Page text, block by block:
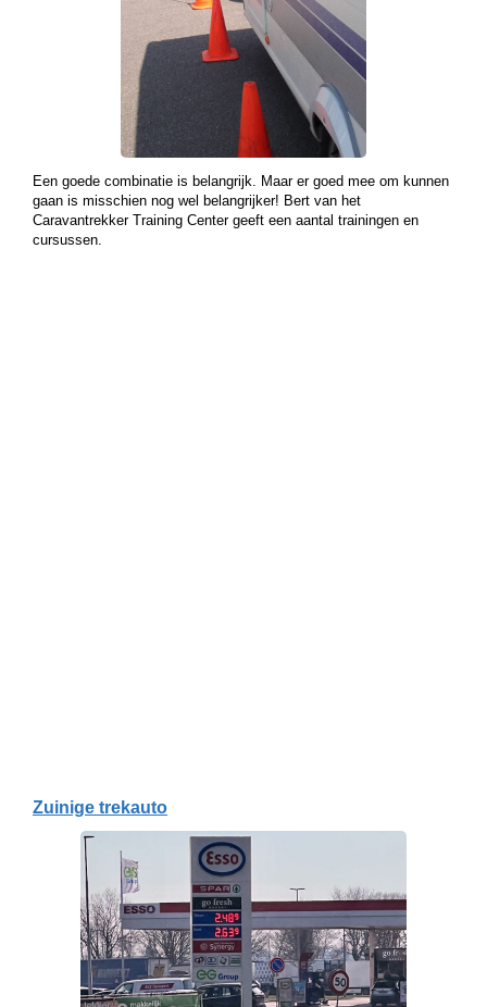
Een goede combinatie is belangrijk. Maar er goed mee om kunnen
gaan is misschien nog wel belangrijker! Bert van het
Caravantrekker Training Center geeft een aantal trainingen en
cursussen.
Zuinige trekauto